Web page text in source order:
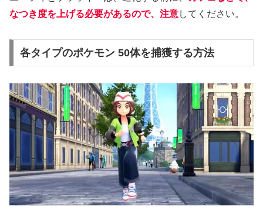
なつき度を上げる必要があるので、注意してください。
各タイプのポケモン 50体を捕獲する方法